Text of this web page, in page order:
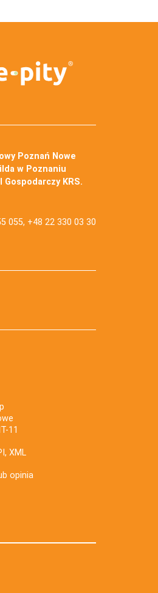
Poznań Nowe
w Poznaniu
Gospodarczy KRS.
055, +48 22 330 03 30
11
XML
opinia